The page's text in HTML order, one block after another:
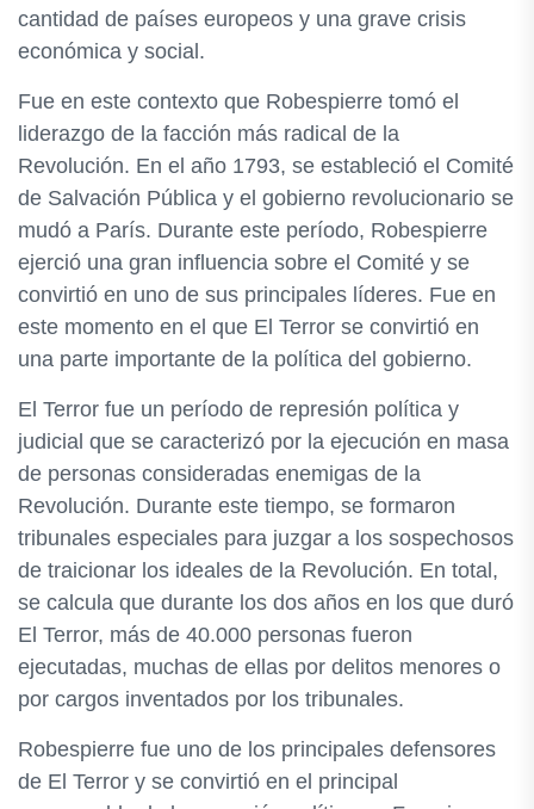
cantidad de países europeos y una grave crisis
económica y social.
Fue en este contexto que Robespierre tomó el
liderazgo de la facción más radical de la
Revolución. En el año 1793, se estableció el Comité
de Salvación Pública y el gobierno revolucionario se
mudó a París. Durante este período, Robespierre
ejerció una gran influencia sobre el Comité y se
convirtió en uno de sus principales líderes. Fue en
este momento en el que El Terror se convirtió en
una parte importante de la política del gobierno.
El Terror fue un período de represión política y
judicial que se caracterizó por la ejecución en masa
de personas consideradas enemigas de la
Revolución. Durante este tiempo, se formaron
tribunales especiales para juzgar a los sospechosos
de traicionar los ideales de la Revolución. En total,
se calcula que durante los dos años en los que duró
El Terror, más de 40.000 personas fueron
ejecutadas, muchas de ellas por delitos menores o
por cargos inventados por los tribunales.
Robespierre fue uno de los principales defensores
de El Terror y se convirtió en el principal